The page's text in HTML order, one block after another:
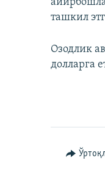
ташкил
Озодлик
долларга